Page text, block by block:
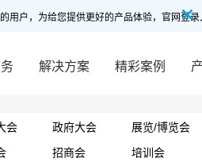
用户，为给您提供更好的产品体验，官网登
解决方案 精彩案例
会 政府大会
展览/博览会
招商会 培训会